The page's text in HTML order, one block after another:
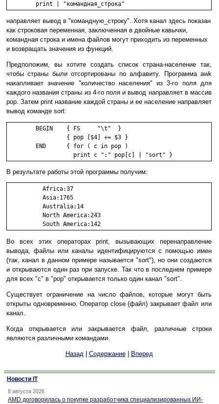
	print | "командная_строка"
направляет вывод в "командную_строку". Хотя канал здесь показан
как строковая переменная, заключенная в двойные кавычки,
командная строка и имена файлов могут приходить из переменных
и возвращать значения из функций.
Предположим, вы хотите создать список страна-население так,
чтобы страны были отсортированы по алфавиту. Программа awk
накапливает значение "количество населения" из 3-го поля для
каждого названия страны из 4-го поля и вывод направляет в массив
pop. Затем print название каждой страны и ее население направляет
вывод команде sort:
        BEGIN    { FS     "\t"  }
                 { pop [$4] += $3 }
        END      { for ( c in pop )
                   print c ":" pop[c] | "sort" }
В результате работы этой программы получим:
          Africa:37
          Asia:1765
          Australia:14
          North America:243
Во всех этих операторах print, вызывающих перенаправление
вывода, файлы или каналы идентифицируются с помощью имен
(так, канал в данном примере называется "sort"), но они создаются
и открываются один раз при запуске. Так что в последнем примере
для всех "c" в "pop" открывается только один канал "sort".
Существует ограничение на число файлов, которые могут быть
открыты одновременно. Оператор close (файл) закрывает файл или
канал.
Когда открывается или закрывается файл, различные строки
являются различными командами.
Назад| Содержание| Вперед
Новости IT
8 августа 2026
AMD договорилась о покупке разработчика специализированных ИИ-